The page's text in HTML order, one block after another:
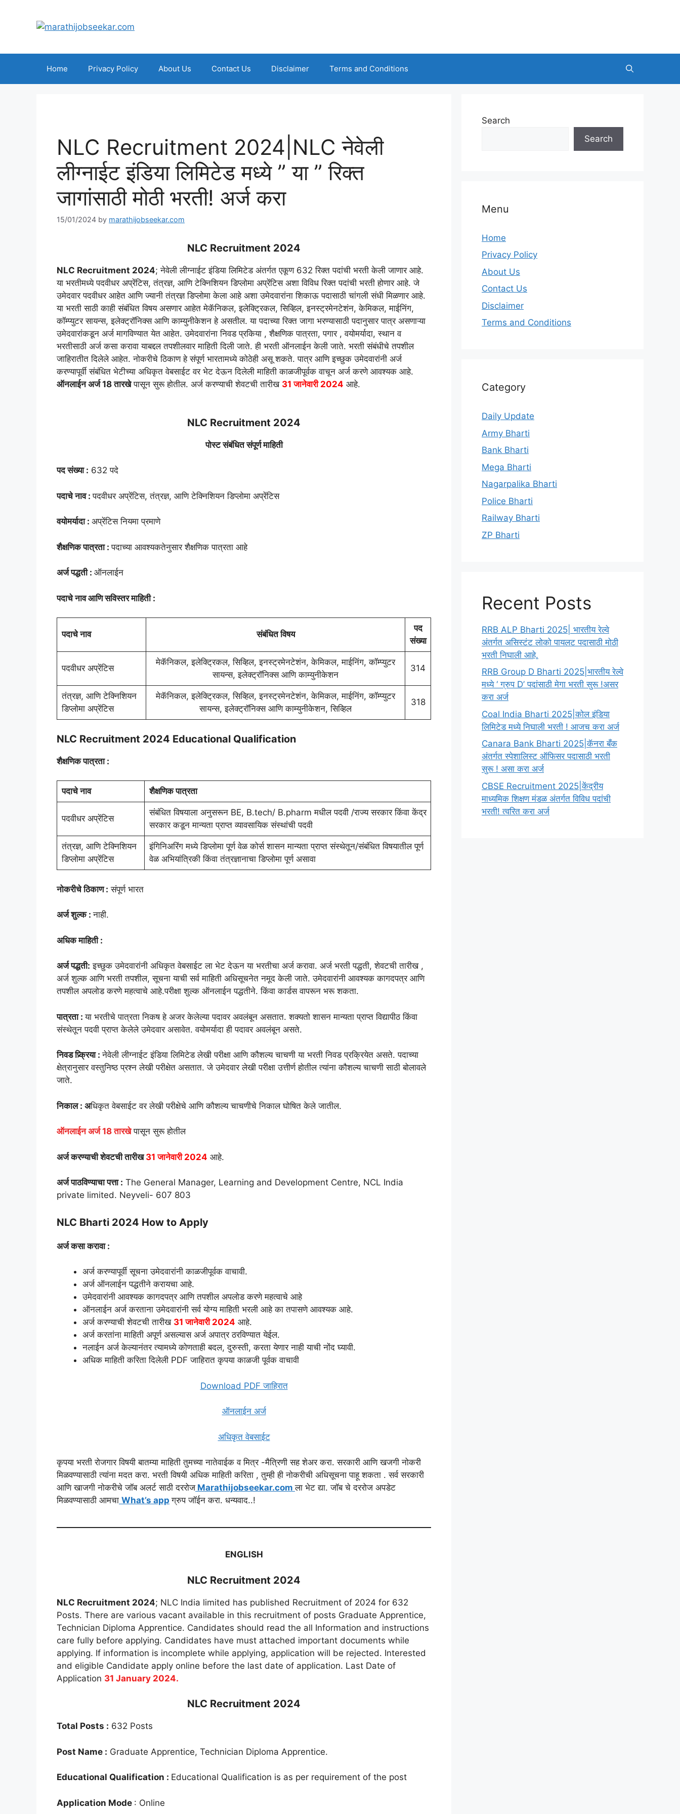
Home Privacy Policy About Us Contact Us Disclaimer Terms and Conditions
NLC Recruitment 2024|NLC नेवेली
लीग्नाईट इंडिया लिमिटेड मध्ये ” या ” रिक्त
जागांसाठी मोठी भरती! अर्ज करा
15/01/2024 by marathijobseekar.com
NLC Recruitment 2024
NLC Recruitment 2024; नेवेली लीग्नाईट इंडिया लिमिटेड अंतर्गत एकूण 632 रिक्त पदांची भरती केली जाणार आहे.
या भरतीमध्ये पदवीधर अप्रेंटिस, तंत्रज्ञ, आणि टेक्निशियन डिप्लोमा अप्रेंटिस अशा विविध रिक्त पदांची भरती होणार आहे. जे
उमेदवार पदवीधर आहेत आणि ज्यानी तंत्रज्ञ डिप्लोमा केला आहे अशा उमेदवारांना शिकाऊ पदासाठी चांगली संधी मिळणार आहे.
या भरती साठी काही संबंधित विषय असणार आहेत मेकॅनिकल, इलेक्ट्रिकल, सिव्हिल, इनस्ट्रमेनटेशंन, केमिकल, माईनिंग,
कॉम्प्युटर सायन्स, इलेक्ट्रॉनिक्स आणि काम्युनीकेशन हे असतील. या पदाच्या रिक्त जागा भरण्यासाठी पदानुसार पात्र असणाऱ्या
उमेदवारांकडून अर्ज मागविण्यात येत आहेत. उमेदवारांना निवड प्रकिया , शैक्षणिक पात्रता, पगार , वयोमर्यादा, स्थान व
भरतीसाठी अर्ज कसा करावा याबद्दल तपशीलवार माहिती दिली जाते. ही भरती ऑनलाईन केली जाते. भरती संबंधीचे तपशील
जाहिरातीत दिलेले आहेत. नोकरीचे ठिकाण हे संपूर्ण भारतामध्ये कोठेही असू शकते. पात्र आणि इच्छुक उमेदवारांनी अर्ज
करण्यापूर्वी संबंधित भेटीच्या अधिकृत वेबसाईट वर भेट देऊन दिलेली माहिती काळजीपूर्वक वाचून अर्ज करणे आवश्यक आहे.
ऑनलाईन अर्ज 18 तारखेपासून सुरू होतील. अर्ज करण्याची शेवटची तारीख 31 जानेवारी 2024 आहे.
NLC Recruitment 2024
पोस्ट संबंधित संपूर्ण माहिती
पद संख्या : 632 पदे
पदाचे नाव :पदवीधर अप्रेंटिस, तंत्रज्ञ, आणि टेक्निशियन डिप्लोमा अप्रेंटिस
वयोमर्यादा : अप्रेंटिस नियमा प्रमाणे
शैक्षणिक पात्रता :पदाच्या आवश्यकतेनुसार शैक्षणिक पात्रता आहे
अर्ज पद्धती : ऑनलाईन
पदाचे नाव आणि सविस्तर माहिती :
पदाचे नाव संबंधित विषय
पद
संख्या
पदवीधर अप्रेंटिस
मेकॅनिकल, इलेक्ट्रिकल, सिव्हिल, इनस्ट्रमेनटेशंन, केमिकल, माईनिंग, कॉम्प्युटर
सायन्स, इलेक्ट्रॉनिक्स आणि काम्युनीकेशन
314
तंत्रज्ञ, आणि टेक्निशियन
डिप्लोमा अप्रेंटिस
मेकॅनिकल, इलेक्ट्रिकल, सिव्हिल, इनस्ट्रमेनटेशंन, केमिकल, माईनिंग, कॉम्प्युटर
सायन्स, इलेक्ट्रॉनिक्स आणि काम्युनीकेशन, सिव्हिल
318
NLC Recruitment 2024 Educational Qualification
शैक्षणिक पात्रता :
पदाचे नाव शैक्षणिक पात्रता
पदवीधर अप्रेंटिस
संबंधित विषयाला अनुसरून BE, B.tech/ B.pharm मधील पदवी /राज्य सरकार किंवा केंद्र
सरकार कडून मान्यता प्राप्त व्यावसायिक संस्थांची पदवी
तंत्रज्ञ, आणि टेक्निशियन
डिप्लोमा अप्रेंटिस
इंगिनिअरिंग मध्ये डिप्लोमा पूर्ण वेळ कोर्स शासन मान्यता प्राप्त संस्थेतून/संबंधित विषयातील पूर्ण
वेळ अभियांत्रिकी किंवा तंत्रज्ञानाचा डिप्लोमा पूर्ण असावा
नोकरीचे ठिकाण : संपूर्ण भारत
अर्ज शुल्क :नाही.
अधिक माहिती :
अर्ज पद्धती: इच्छुक उमेदवारांनी अधिकृत वेबसाईट ला भेट देऊन या भरतीचा अर्ज करावा. अर्ज भरती पद्धती, शेवटची तारीख ,
अर्ज शुल्क आणि भरती तपशील, सूचना याची सर्व माहिती अधिसूचनेत नमूद केली जाते. उमेदवारांनी आवश्यक कागदपत्र आणि
तपशील अपलोड करणे महत्वाचे आहे.परीक्षा शुल्क ऑनलाईन पद्धतीने. किंवा कार्डस वापरून भरू शकता.
पात्रता :या भरतीचे पात्रता निकष हे अजर केलेल्या पदावर अवलंबून असतात. शक्यतो शासन मान्यता प्राप्त विद्यापीठ किंवा
संस्थेतून पदवी प्राप्त केलेले उमेदवार असावेत. वयोमर्यादा ही पदावर अवलंबून असते.
निवड प्र्क्रिया :नेवेली लीग्नाईट इंडिया लिमिटेड लेखी परीक्षा आणि कौशल्य चाचणी या भरती निवड प्रक्रियेत असते. पदाच्या
क्षेत्रानुसार वस्तुनिष्ठ प्रश्न लेखी परीक्षेत असतात. जे उमेदवार लेखी परीक्षा उत्तीर्ण होतील त्यांना कौशल्य चाचणी साठी बोलावले
जाते.
निकाल : अधिकृत वेबसाईट वर लेखी परीक्षेचे आणि कौशल्य चाचणीचे निकाल घोषित केले जातील.
ऑनलाईन अर्ज 18 तारखे पासून सुरू होतील
अर्ज करण्याची शेवटची तारीख31 जानेवारी 2024 आहे.
अर्ज पाठविण्याचा पत्ता : The General Manager, Learning and Development Centre, NCL India
private limited. Neyveli- 607 803
NLC Bharti 2024 How to Apply
अर्ज कसा करावा :
अर्ज करण्यापूर्वी सूचना उमेदवारांनी काळजीपूर्वक वाचावी.
अर्ज ऑनलाईन पद्धतीने करायचा आहे.
उमेदवारांनी आवश्यक कागदपत्र आणि तपशील अपलोड करणे महत्वाचे आहे
ऑनलाईन अर्ज करताना उमेदवारांनी सर्व योग्य माहिती भरली आहे का तपासणे आवश्यक आहे.
अर्ज करण्याची शेवटची तारीख 31 जानेवारी 2024 आहे.
अर्ज करतांना माहिती अपूर्ण असल्यास अर्ज अपात्र ठरविण्यात येईल.
नलाईन अर्ज केल्यानंतर त्यामध्ये कोणताही बदल, दुरुस्ती, करता येणार नाही याची नोंद घ्यावी.
अधिक माहिती करिता दिलेली PDF जाहिरात कृपया काळजी पूर्वक वाचावी
Download PDF जाहिरात
ऑनलाईन अर्ज
अधिकृत वेबसाईट
कृपया भरती रोजगार विषयी बातम्या माहिती तुमच्या नातेवाईक व मित्र -मैत्रिणी सह शेअर करा. सरकारी आणि खजगी नोकरी
मिळवण्यासाठी त्यांना मदत करा. भरती विषयी अधिक माहिती करिता , तुम्ही ही नोकरीची अधिसूचना पाहू शकता . सर्व सरकारी
आणि खाजगी नोकरीचे जॉब अलर्ट साठी दररोज Marathijobseekar.comला भेट द्या. जॉब चे दररोज अपडेट
मिळवण्यासाठी आमचा What’s app ग्रुप जॉईन करा. धन्यवाद..!
ENGLISH
NLC Recruitment 2024
NLC Recruitment 2024; NLC India limited has published Recruitment of 2024 for 632
Posts. There are various vacant available in this recruitment of posts Graduate Apprentice,
Technician Diploma Apprentice. Candidates should read the all Information and instructions
care fully before applying. Candidates have must attached important documents while
applying. If information is incomplete while applying, application will be rejected. Interested
and eligible Candidate apply online before the last date of application. Last Date of
Application 31 January 2024.
NLC Recruitment 2024
Total Posts : 632 Posts
Post Name : Graduate Apprentice, Technician Diploma Apprentice.
Educational Qualification : Educational Qualification is as per requirement of the post
Application Mode : Online
Search
Search
Menu
Home
Privacy Policy
About Us
Contact Us
Disclaimer
Terms and Conditions
Category
Daily Update
Army Bharti
Bank Bharti
Mega Bharti
Nagarpalika Bharti
Police Bharti
Railway Bharti
ZP Bharti
Recent Posts
RRB ALP Bharti 2025| भारतीय रेल्वे
अंतर्गत असिस्टंट लोको पायलट पदासाठी मोठी
भरती निघाली आहे.
RRB Group D Bharti 2025|भारतीय रेल्वे
मध्ये ‘ ग्रुप D’ पदांसाठी मेगा भरती सुरू !असर
करा अर्ज
Coal India Bharti 2025|कोल इंडिया
लिमिटेड मध्ये निघाली भरती ! आजच करा अर्ज
Canara Bank Bharti 2025|कॅनरा बँक
अंतर्गत स्पेशालिस्ट ऑफिसर पदासाठी भरती
सुरू ! असा करा अर्ज
CBSE Recruitment 2025|केंद्रीय
माध्यमिक शिक्षण मंडळ अंतर्गत विविध पदांची
भरती! त्वरित करा अर्ज